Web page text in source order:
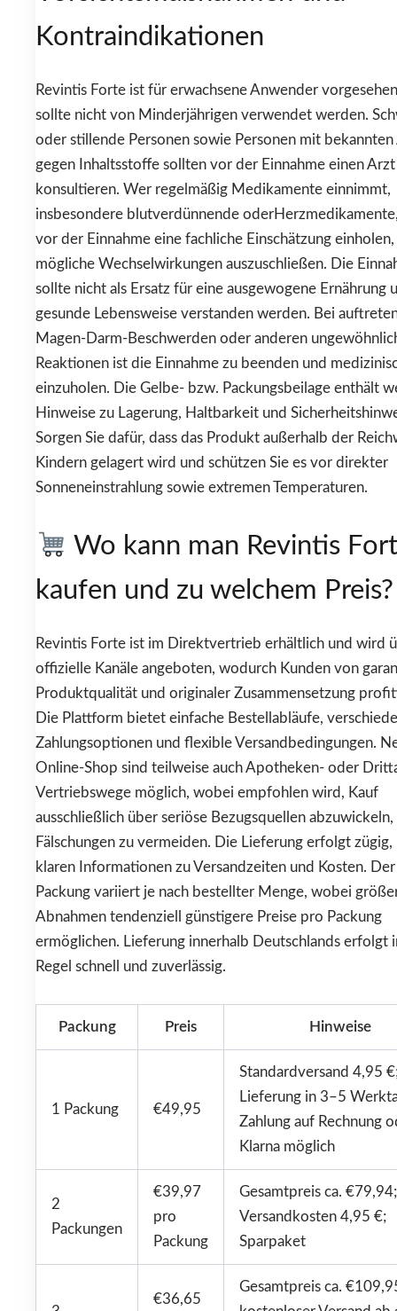
Kontraindikationen
Revintis Forte ist für erwachsene Anwender
sollte nicht von Minderjährigen verwendet werden.
oder stillende Personen sowie Personen mit
gegen Inhaltsstoffe sollten vor der Einnahme einen Arzt
konsultieren. Wer regelmäßig Medikamente einnimmt,
insbesondere blutverdünnende
vor der Einnahme eine fachliche Einschätzung einholen,
mögliche Wechselwirkungen auszuschließen. Die
sollte nicht als Ersatz für eine ausgewogene Ernährung
gesunde Lebensweise verstanden werden. Bei
Magen-Darm-Beschwerden oder anderen
Reaktionen ist die Einnahme zu beenden und
einzuholen. Die Gelbe- bzw. Packungsbeilage enthält
Hinweise zu Lagerung, Haltbarkeit und
Sorgen Sie dafür, dass das Produkt außerhalb der
Kindern gelagert wird und schützen Sie es vor direkter
Sonneneinstrahlung sowie extremen Temperaturen.
Wo kann man Revintis
kaufen und zu welchem Preis?
Revintis Forte ist im Direktvertrieb erhältlich und wird
offizielle Kanäle angeboten, wodurch Kunden von
Produktqualität und originaler Zusammensetzung
Die Plattform bietet einfache Bestellabläufe,
Zahlungsoptionen und flexible Versandbedingungen.
Online-Shop sind teilweise auch Apotheken- oder
Vertriebswege möglich, wobei empfohlen wird, Kauf
ausschließlich über seriöse Bezugsquellen abzuwickeln,
Fälschungen zu vermeiden. Die Lieferung erfolgt zügig,
klaren Informationen zu Versandzeiten und Kosten.
Packung variiert je nach bestellter Menge, wobei
Abnahmen tendenziell günstigere Preise pro Packung
ermöglichen. Lieferung innerhalb Deutschlands erfolgt
Regel schnell und zuverlässig.
Packung Preis Hinweise
1 Packung €49,95
Standardversand 4,95
Lieferung in 3–5
Zahlung auf Rechnung
Klarna möglich
2
Packungen
€39,97
pro
Packung
Gesamtpreis ca. €79,94;
Versandkosten 4,95 €;
Sparpaket
€36,65
Gesamtpreis ca.